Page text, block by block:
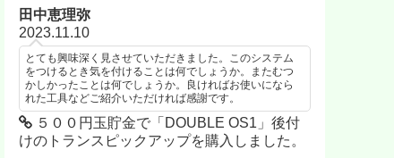
田中恵理弥
2023.11.10
とても興味深く見させていただきました。このシステム
をつけるとき気を付けることは何でしょうか。またむつ
かしかったことは何でしょうか。良ければお使いになら
れた工具などご紹介いただければ感謝です。
５００円玉貯金で「DOUBLE OS1」後付
けのトランスピックアップを購入しました。